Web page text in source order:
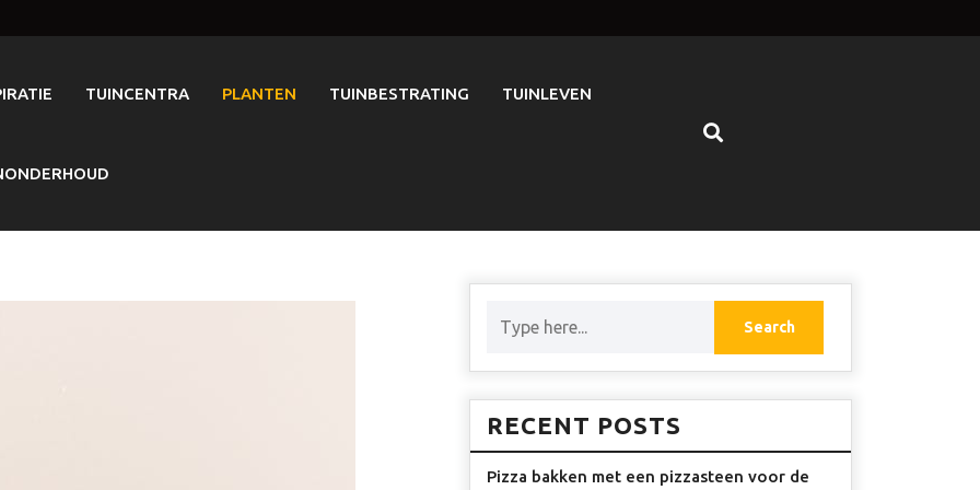
TUINCENTRA PLANTEN TUINBESTRATING TUINLEVEN
RECENT POSTS
Pizza bakken met een pizzasteen voor de